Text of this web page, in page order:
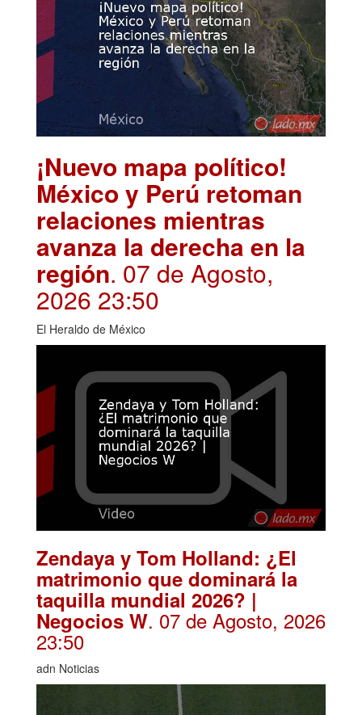
¡Nuevo mapa político!
México y Perú retoman
relaciones mientras
avanza la derecha en la
región. 07 de Agosto,
2026 23:50
El Heraldo de México
Zendaya y Tom Holland: ¿El
matrimonio que dominará la
taquilla mundial 2026? |
Negocios W. 07 de Agosto, 2026
23:50
adn Noticias